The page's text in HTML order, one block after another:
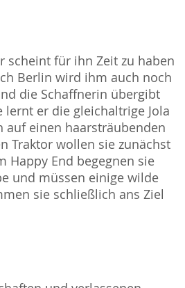
scheint für ihn Zeit zu haben
Berlin wird ihm auch noch
die Schaffnerin übergibt
lernt er die gleichaltrige Jola
auf einen haarsträubenden
Traktor wollen sie zunächst
Happy End begegnen sie
und müssen einige wilde
sie schließlich ans Ziel